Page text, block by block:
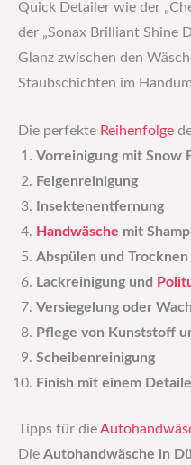
Quick Detailer wie der
der „Sonax Brilliant Shine
Glanz zwischen den
Staubschichten im
Die perfekte Reihenfolge
Vorreinigung mit Snow
Felgenreinigung
Insektenentfernung
Handwäsche mit
Abspülen und Trocknen
Lackreinigung und
Versiegelung oder
Pflege von Kunststoff
Scheibenreinigung
Finish mit einem
Tipps für die
Die Autohandwäsche in